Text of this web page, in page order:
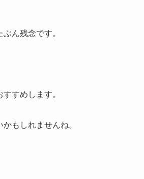
ん残念です。
すめします。
もしれませんね。